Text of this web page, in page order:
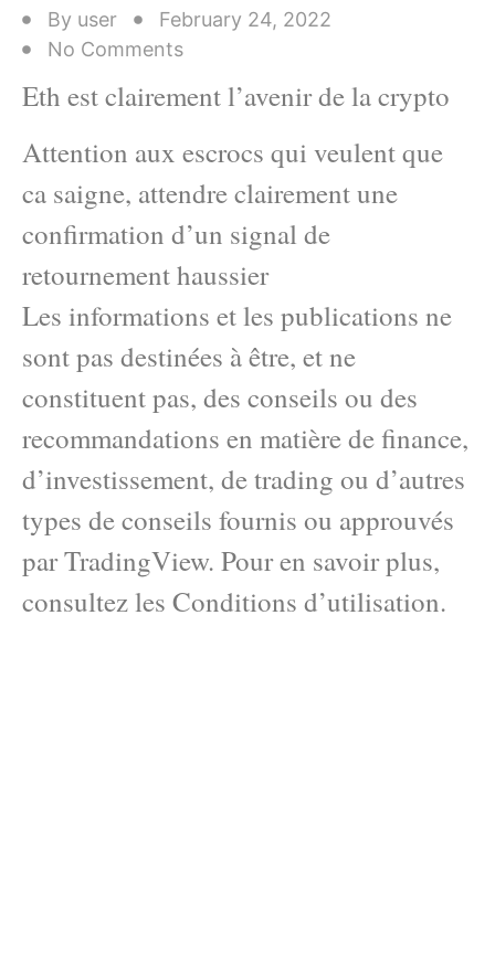
By user
February 24, 2022
No Comments
Eth est clairement l’avenir de la crypto
Attention aux escrocs qui veulent que
ca saigne, attendre clairement une
confirmation d’un signal de
retournement haussier
Les informations et les publications ne
sont pas destinées à être, et ne
constituent pas, des conseils ou des
recommandations en matière de finance,
d’investissement, de trading ou d’autres
types de conseils fournis ou approuvés
par TradingView. Pour en savoir plus,
consultez les Conditions d’utilisation.